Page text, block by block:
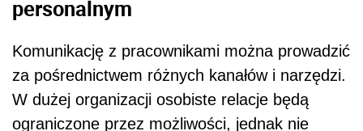
personalnym
Komunikację z pracownikami można prowadzić
za pośrednictwem różnych kanałów i narzędzi.
W dużej organizacji osobiste relacje będą
ograniczone przez możliwości, jednak nie